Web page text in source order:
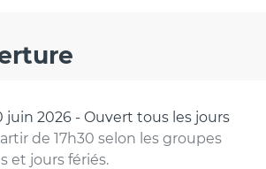
juin 2026 - Ouvert tous les jours
de 17h30 selon les groupes
et jours fériés.